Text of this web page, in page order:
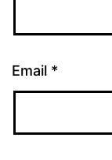
Email *